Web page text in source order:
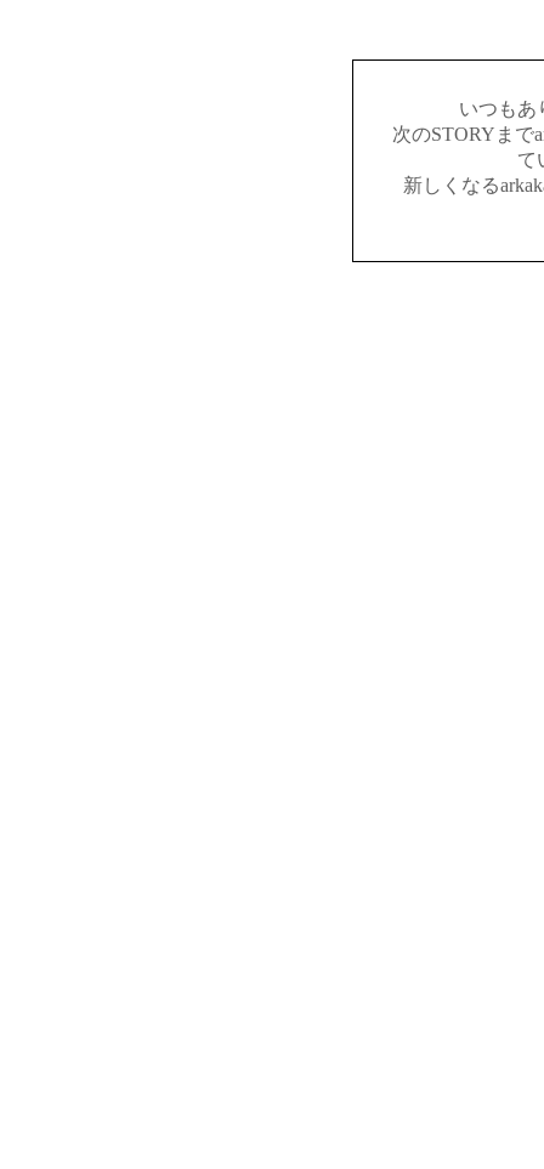
いつもあ
次のSTORYまで
て
新しくなる